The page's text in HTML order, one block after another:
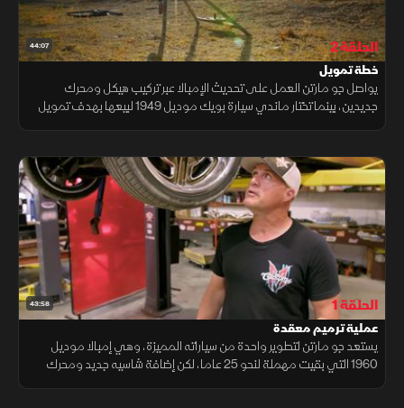
44:07 الحلقة 2
خطة تمويل
يواصل جو مارتن العمل على تحديث الإمبالا عبر تركيب هيكل ومحرك
جديدين، بينما تختار ماندي سيارة بويك موديل 1949 لبيعها بهدف تمويل
43:58 الحلقة 1
عملية ترميم معقدة
يستعد جو مارتن لتطوير واحدة من سياراته المميزة، وهي إمبالا موديل
1960 التي بقيت مهملة لنحو 25 عاما، لكن إضافة شاسيه جديد ومحرك